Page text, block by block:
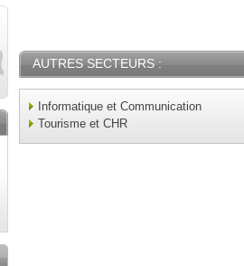
AUTRES SECTEURS :
Informatique et Communication
Tourisme et CHR